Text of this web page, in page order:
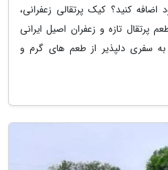
کنید؟ کیک پرتقالی زعفرانی،
پرتقال تازه و زعفران اصیل ایرانی
سفری دلپذیر از طعم های گرم و